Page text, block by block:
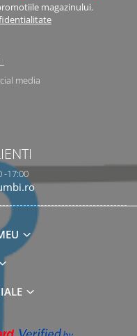
magazinului.
media
-17:00